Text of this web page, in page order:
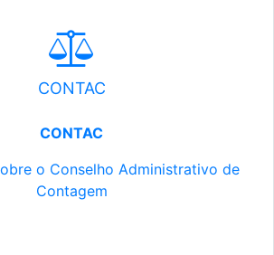
CONTAC
CONTAC
o Conselho Administrativo de
Contagem